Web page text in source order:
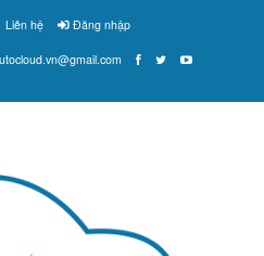
Liên hệ Đăng nhập